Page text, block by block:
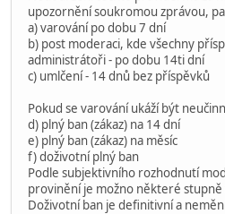
upozornění soukromou zprávou,
a) varování po dobu 7 dní
b) post moderaci, kde všechny
administrátoři - po dobu 14ti dní
c) umlčení - 14 dnů bez příspěvků
Pokud se varování ukáží být
d) plný ban (zákaz) na 14 dní
e) plný ban (zákaz) na měsíc
f) doživotní plný ban
Podle subjektivního rozhodnutí
provinění je možno některé
Doživotní ban je definitivní a